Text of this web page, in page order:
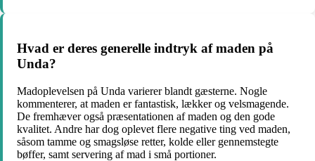
Hvad er deres generelle indtryk af maden på
Unda?
Madoplevelsen på Unda varierer blandt gæsterne. Nogle
kommenterer, at maden er fantastisk, lækker og velsmagende.
De fremhæver også præsentationen af maden og den gode
kvalitet. Andre har dog oplevet flere negative ting ved maden,
såsom tamme og smagsløse retter, kolde eller gennemstegte
bøffer, samt servering af mad i små portioner.